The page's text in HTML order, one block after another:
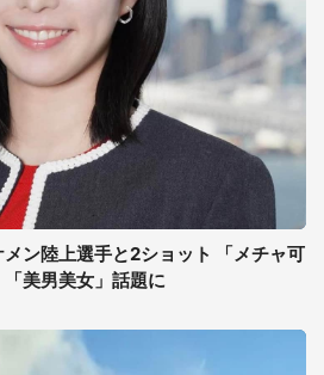
ン陸上選手と2ショット 「メチャ可
美男美女」話題に